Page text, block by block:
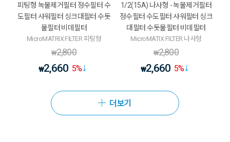
피팅형 녹물제거필터 정수필터 수
도필터 샤워필터 싱크대필터 수돗
물필터 비데필터
MicroMATRIX FILTER 피팅형
₩2,800
₩2,660 5%
1/2(15A) 나사형 - 녹물제거필터
정수필터 수도필터 샤워필터 싱크
대필터 수돗물필터 비데필터
MicroMATIX FILTER 나사형
₩2,800
₩2,660 5%
더보기